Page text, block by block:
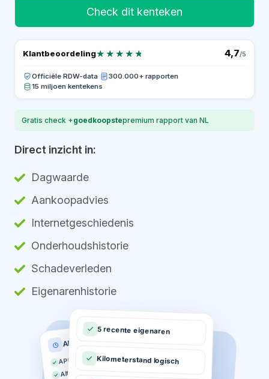
Check dit kenteken
Klantbeoordeling★★★★★
★★★★★ 4,7/5
Officiële RDW-data·
300.000+ rapporten
15 miljoen kentekens
Gratis check +goedkoopstepremium rapport van NL
Direct inzicht in:
Dagwaarde
Aankoopadvies
Internetgeschiedenis
Onderhoudshistorie
Schadeverleden
Eigenarenhistorie
APK historie
APK geldig tot 03-2026
Altijd op tijd gekeurd
5 recente eigenaren
Kilometerstand logisch